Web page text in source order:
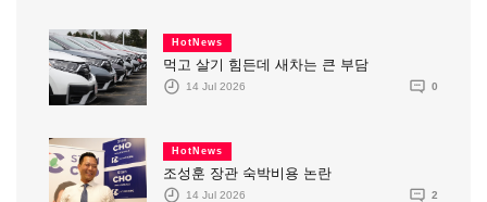
HotNews
먹고 살기 힘든데 새차는 큰 부담
14 Jul 2026 0
HotNews
조성훈 장관 숙박비용 논란
14 Jul 2026 2